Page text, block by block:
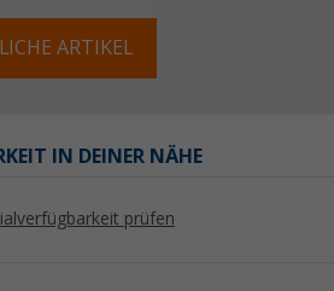
ARTIKEL
IN DEINER NÄHE
prüfen